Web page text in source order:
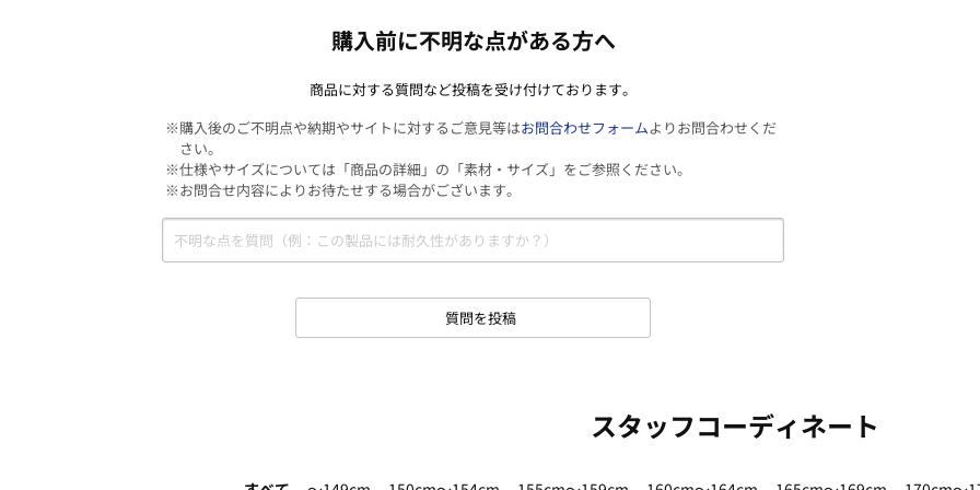
購入前に不明な点がある方へ
商品に対する質問など投稿を受け付けております。
※購入後のご不明点や納期やサイトに対するご意見等はお問合わせフォームよりお問合わせくだ
さい。
※仕様やサイズについては「商品の詳細」の「素材・サイズ」をご参照ください。
※お問合せ内容によりお待たせする場合がございます。
質問を投稿
スタッフコーディネート